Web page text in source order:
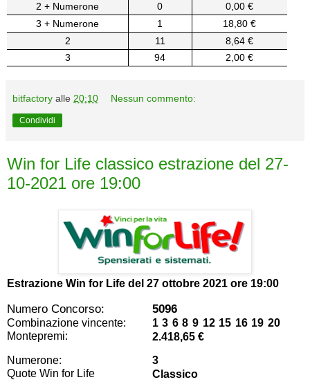
2 + Numerone
0
0,00 €
3 + Numerone
1
18,80 €
2
11
8,64 €
3
94 2,00 €
bitfactory alle 20:10 Nessun commento:
Condividi
Win for Life classico estrazione del 27-
10-2021 ore 19:00
Estrazione Win for Life del 27 ottobre 2021 ore 19:00
Numero Concorso: 5096
Combinazione vincente:
1 3 6 8 9 12 15 16 19 20
Montepremi:
2.418,65 €
Numerone:
3
Quote Win for Life
Classico